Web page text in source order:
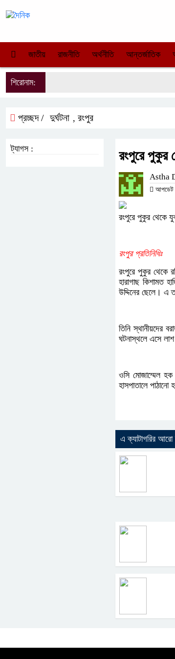
জাতীয় রাজনীতি অর্থনীতি আন্তর্জাতিক
শিরোনাম:
প্রচ্ছদ / দুর্ঘটনা , রংপুর
রংপুরে পুকুর
Astha
আপডেট
রংপুরে পুকুর থেকে
রংপুর প্রতিনিধিঃ
রংপুরে পুকুর থেকে
হারাগাছ কিশামত
উদ্দিনের ছেলে। এ
তিনি স্থানীয়দের
ঘটনাস্থলে এসে লাশ
ওসি মোজাম্মেল
হাসপাতালে
এ ক্যাটাগরির
ট্যাগস :